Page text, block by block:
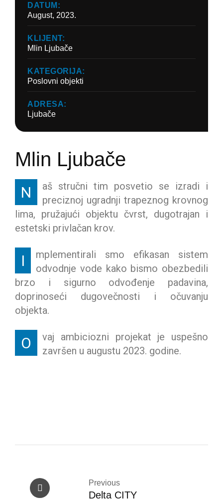
DATUM:
August, 2023.
KLIJENT:
Mlin Ljubače
KATEGORIJA:
Poslovni objekti
ADRESA:
Ljubače
Mlin Ljubače
N
aš stručni tim posvetio se izradi i
preciznoj ugradnji trapeznog krovnog
lima, pružajući objektu čvrst, dugotrajan i
estetski privlačan krov.
I
mplementirali smo efikasan sistem
odvodnje vode kako bismo obezbedili
brzo i sigurno odvođenje padavina,
doprinoseći dugovečnosti i očuvanju
objekta.
O
vaj ambiciozni projekat je uspešno
završen u augustu 2023. godine.
Previous
Delta CITY